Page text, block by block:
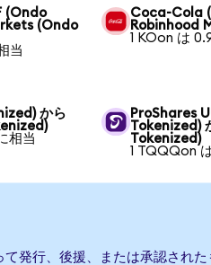
(Ondo
(Ondo
当
Coca-Cola
Robinhood
1 KOon は
から
相当
ProShares
Tokenized)
Tokenized)
1 TQQQon
発行、後援、または承認され